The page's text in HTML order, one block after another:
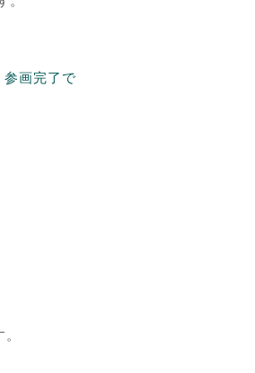
画完了で